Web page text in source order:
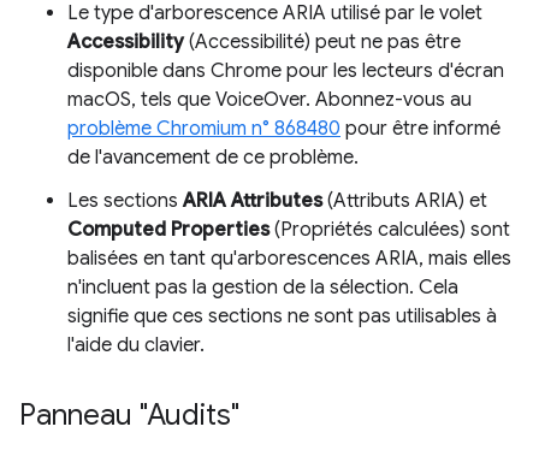
Le type d'arborescence ARIA utilisé par le volet
Accessibility(Accessibilité) peut ne pas être
disponible dans Chrome pour les lecteurs d'écran
macOS, tels que VoiceOver. Abonnez-vous au
problème Chromium n° 868480 pour être informé
de l'avancement de ce problème.
Les sectionsARIA Attributes(Attributs ARIA) et
Computed Properties(Propriétés calculées) sont
balisées en tant qu'arborescences ARIA, mais elles
n'incluent pas la gestion de la sélection. Cela
signifie que ces sections ne sont pas utilisables à
l'aide du clavier.
Panneau "Audits"